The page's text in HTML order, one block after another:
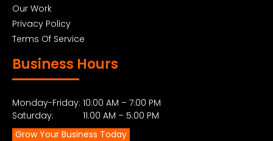
Our Work
Privacy Policy
Terms Of Service
Business Hours
Monday-Friday: 10:00 AM – 7:00 PM
Saturday: 11:00 AM – 5:00 PM
Grow Your Business Today